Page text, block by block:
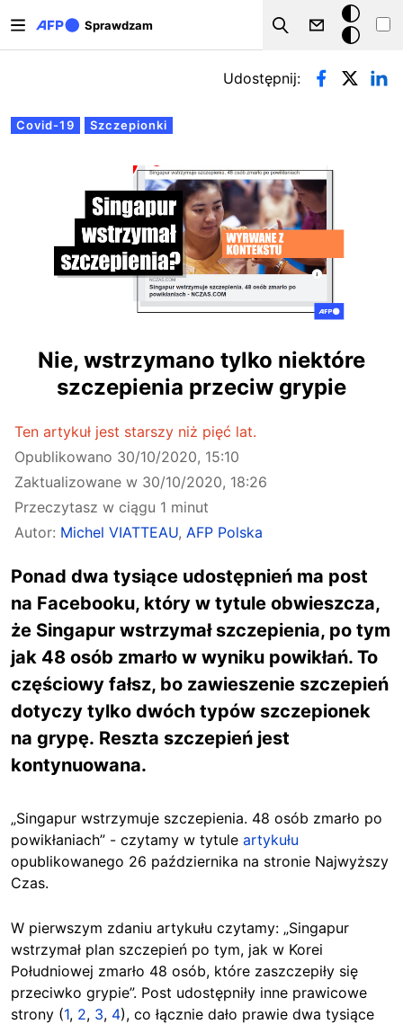
Sprawdzam
Szukaj
Tryb
ciemny
Zakładki podstawowe
Covid-19 Szczepionki
Udostępnij:
Nie, wstrzymano tylko niektóre
szczepienia przeciw grypie
Ten artykuł jest starszy niż pięć lat.
Opublikowano 30/10/2020, 15:10
Zaktualizowane w 30/10/2020, 18:26
Przeczytasz w ciągu 1 minut
Autor: Michel VIATTEAU, AFP Polska
Ponad dwa tysiące udostępnień ma post
na Facebooku, który w tytule obwieszcza,
że Singapur wstrzymał szczepienia, po tym
jak 48 osób zmarło w wyniku powikłań. To
częściowy fałsz, bo zawieszenie szczepień
dotyczy tylko dwóch typów szczepionek
na grypę. Reszta szczepień jest
kontynuowana.
„Singapur wstrzymuje szczepienia. 48 osób zmarło po
powikłaniach” - czytamy w tytule artykułu
opublikowanego 26 października na stronie Najwyższy
Czas.
W pierwszym zdaniu artykułu czytamy: „Singapur
wstrzymał plan szczepień po tym, jak w Korei
Południowej zmarło 48 osób, które zaszczepiły się
przeciwko grypie”. Post udostępniły inne prawicowe
strony (1, 2, 3, 4), co łącznie dało prawie dwa tysiące